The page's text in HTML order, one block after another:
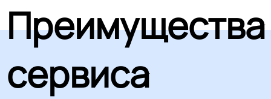
Преимущества
сервиса